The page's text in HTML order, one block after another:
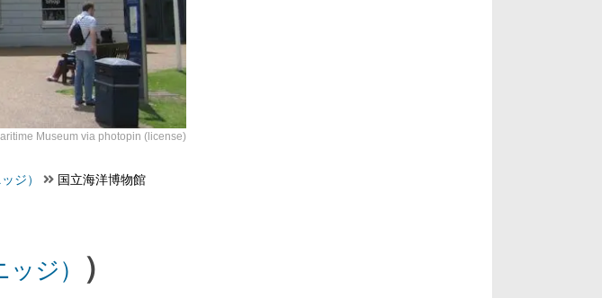
Museum via photopin (license)
ジ） 国立海洋博物館
ジ） ）